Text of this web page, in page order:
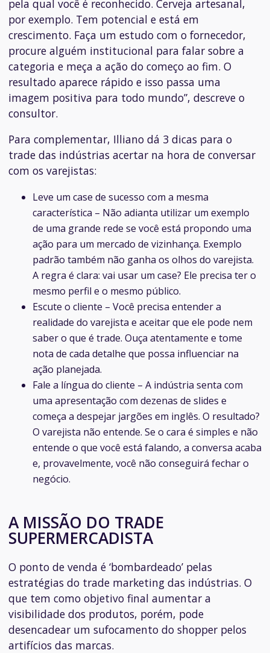
pela qual você é reconhecido. Cerveja artesanal,
por exemplo. Tem potencial e está em
crescimento. Faça um estudo com o fornecedor,
procure alguém institucional para falar sobre a
categoria e meça a ação do começo ao fim. O
resultado aparece rápido e isso passa uma
imagem positiva para todo mundo”, descreve o
consultor.
Para complementar, Illiano dá 3 dicas para o
trade das indústrias acertar na hora de conversar
com os varejistas:
Leve um case de sucesso com a mesma
característica – Não adianta utilizar um exemplo
de uma grande rede se você está propondo uma
ação para um mercado de vizinhança. Exemplo
padrão também não ganha os olhos do varejista.
A regra é clara: vai usar um case? Ele precisa ter o
mesmo perfil e o mesmo público.
Escute o cliente – Você precisa entender a
realidade do varejista e aceitar que ele pode nem
saber o que é trade. Ouça atentamente e tome
nota de cada detalhe que possa influenciar na
ação planejada.
Fale a língua do cliente – A indústria senta com
uma apresentação com dezenas de slides e
começa a despejar jargões em inglês. O resultado?
O varejista não entende. Se o cara é simples e não
entende o que você está falando, a conversa acaba
e, provavelmente, você não conseguirá fechar o
negócio.
A MISSÃO DO TRADE
SUPERMERCADISTA
O ponto de venda é ‘bombardeado’ pelas
estratégias do trade marketing das indústrias. O
que tem como objetivo final aumentar a
visibilidade dos produtos, porém, pode
desencadear um sufocamento do shopper pelos
artifícios das marcas.